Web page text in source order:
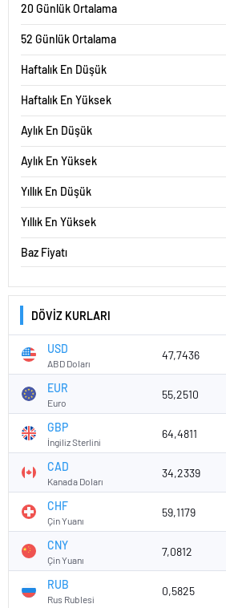
20 Günlük Ortalama
52 Günlük Ortalama
Haftalık En Düşük
Haftalık En Yüksek
Aylık En Düşük
Aylık En Yüksek
Yıllık En Düşük
Yıllık En Yüksek
Baz Fiyatı
DÖVİZ KURLARI
USD
ABD Doları
47,7436
EUR
Euro
55,2510
GBP
İngiliz Sterlini
64,4811
CAD
Kanada Doları
34,2339
CHF
Çin Yuanı
59,1179
CNY
Çin Yuanı
7,0812
RUB
Rus Rublesi
0,5825